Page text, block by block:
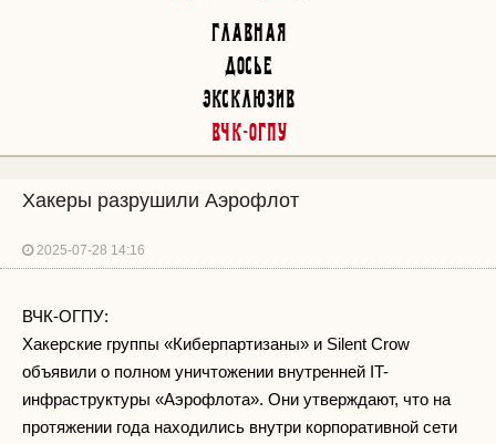
Главная
Досье
Эксклюзив
ВЧК-ОГПУ
Хакеры разрушили Аэрофлот
2025-07-28 14:16
ВЧК-ОГПУ:
Хакерские группы «Киберпартизаны» и Silent Crow
объявили о полном уничтожении внутренней IT-
инфраструктуры «Аэрофлота». Они утверждают, что на
протяжении года находились внутри корпоративной сети